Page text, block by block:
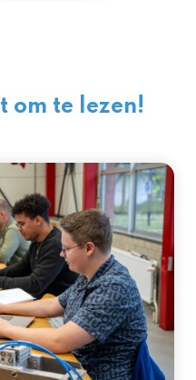
om te lezen!